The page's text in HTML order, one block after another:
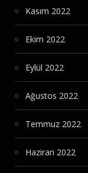
Kasım 2022
Ekim 2022
Eylül 2022
Ağustos 2022
Temmuz 2022
Haziran 2022